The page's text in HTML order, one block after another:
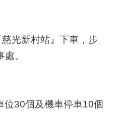
光新村站』下車，步
。
位30個及機車停車10個